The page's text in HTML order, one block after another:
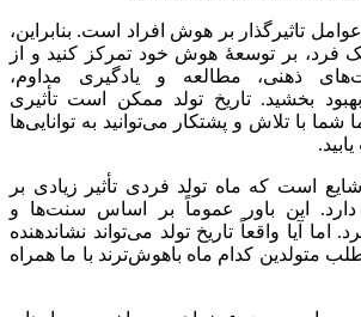
عوامل تاثیرگذار بر هوش افراد است. بنابراین،
فرد، بر توسعهٔ هوش خود تمرکز کنید و از
ذهنی، مطالعه و یادگیری مداوم،
بخشید. تاریخ تولد ممکن است تأثیری
شما با تلاش و پشتکار می‌توانید به توانایی‌ها
است که ماه تولد فردی تأثیر زیادی بر
این باور عموماً بر اساس سنت‌ها و
اما آیا واقعاً تاریخ تولد می‌تواند نشاندهنده
متولدین کدام ماه باهوش‌ترند با ما همراه